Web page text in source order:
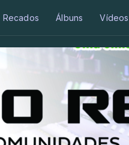
Recados Álbuns Vídeos